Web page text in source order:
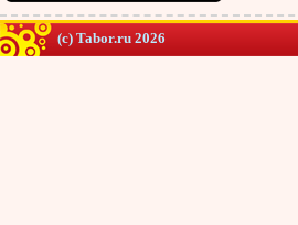
(c) Tabor.ru 2026